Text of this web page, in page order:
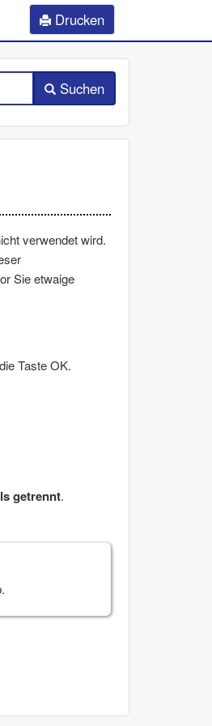
Drucken
Suchen
verwendet wird.
Sie etwaige
TasteOK.
getrennt.